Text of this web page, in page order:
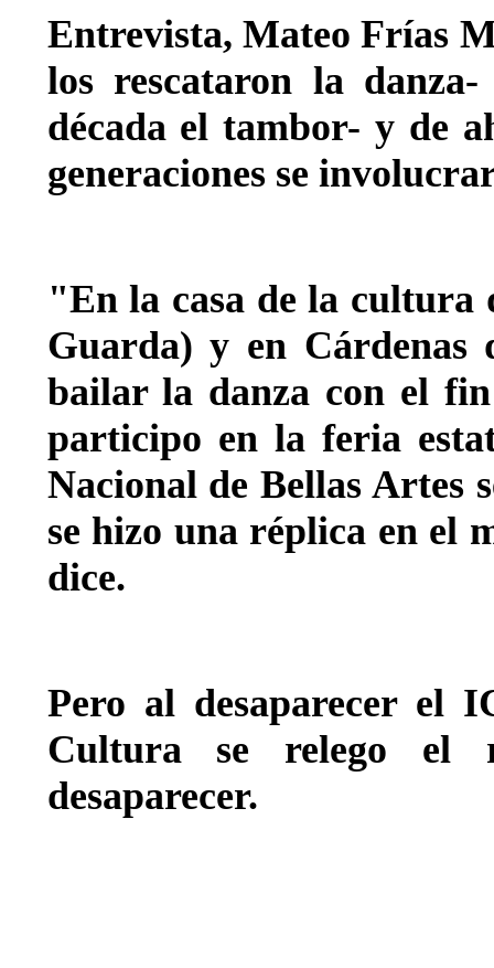
Entrevista, Mateo Frías
los rescataron la
década el tambor- y de
generaciones se
"En la casa de la cultura
Guarda) y en Cárdenas
bailar la danza con el
participo en la feria
Nacional de Bellas Artes
se hizo una réplica en el
dice.
Pero al desaparecer el
Cultura se relego el
desaparecer.